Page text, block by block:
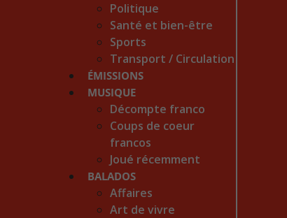
Politique
Santé et bien-être
Sports
Transport / Circulation
ÉMISSIONS
MUSIQUE
Décompte franco
Coups de coeur
francos
Joué récemment
BALADOS
Affaires
Art de vivre